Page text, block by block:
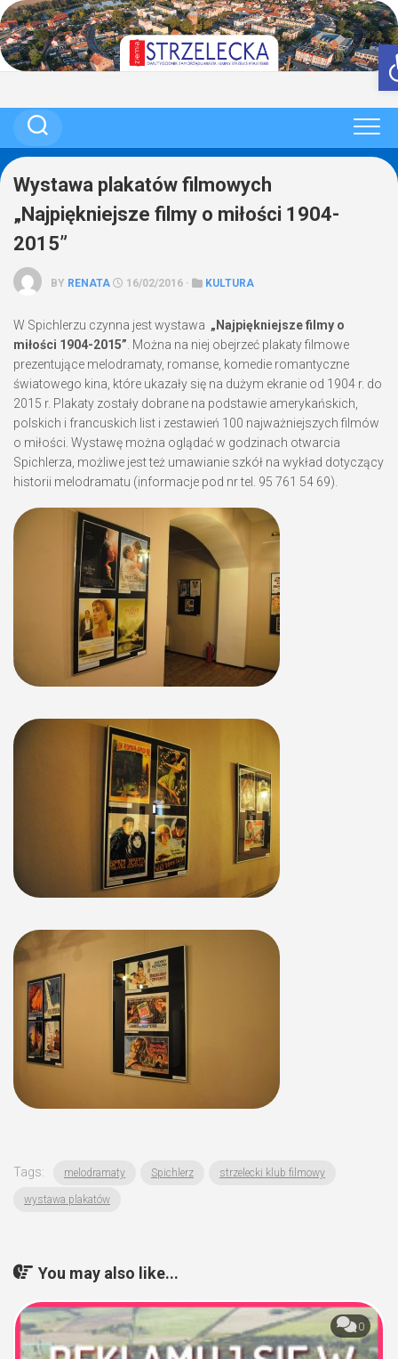
Skip
to
content
Wystawa plakatów filmowych
„Najpiękniejsze filmy o miłości 1904-
2015”
BY RENATA 16/02/2016 · KULTURA
W Spichlerzu czynna jest wystawa „Najpiękniejsze filmy o
miłości 1904-2015” . Można na niej obejrzeć plakaty filmowe
prezentujące melodramaty, romanse, komedie romantyczne
światowego kina, które ukazały się na dużym ekranie od 1904 r. do
2015 r. Plakaty zostały dobrane na podstawie amerykańskich,
polskich i francuskich list i zestawień 100 najważniejszych filmów
o miłości. Wystawę można oglądać w godzinach otwarcia
Spichlerza, możliwe jest też umawianie szkół na wykład dotyczący
historii melodramatu (informacje pod nr tel. 95 761 54 69).
Tags: melodramaty Spichlerz strzelecki klub filmowy
wystawa plakatów
You may also like...
0